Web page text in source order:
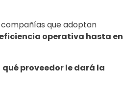
compañías que adoptan
operativa hasta en
qué proveedor le dará la